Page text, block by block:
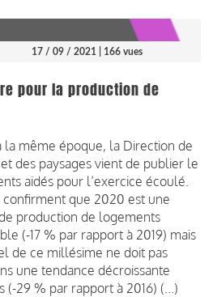
17 / 09 / 2021 | 166 vues
pour la production de
la même époque, la Direction de
des paysages vient de publier le
aidés pour l’exercice écoulé.
confirment que 2020 est une
production de logements
(-17 % par rapport à 2019) mais
de ce millésime ne doit pas
une tendance décroissante
(-29 % par rapport à 2016) (...)